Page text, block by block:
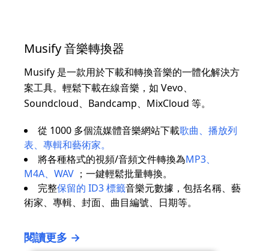
Musify 音樂轉換器
Musify 是一款用於下載和轉換音樂的一體化解決方
案工具。輕鬆下載在線音樂，如 Vevo、
Soundcloud、Bandcamp、MixCloud 等。
從 1000 多個流媒體音樂網站下載歌曲、播放列
表、專輯和藝術家。
將各種格式的視頻/音頻文件轉換為MP3、
M4A、WAV ；一鍵輕鬆批量轉換。
完整保留的 ID3 標籤音樂元數據，包括名稱、藝
術家、專輯、封面、曲目編號、日期等。
閱讀更多 →